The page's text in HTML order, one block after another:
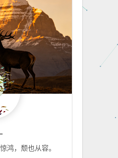
鸿，颓也从容。